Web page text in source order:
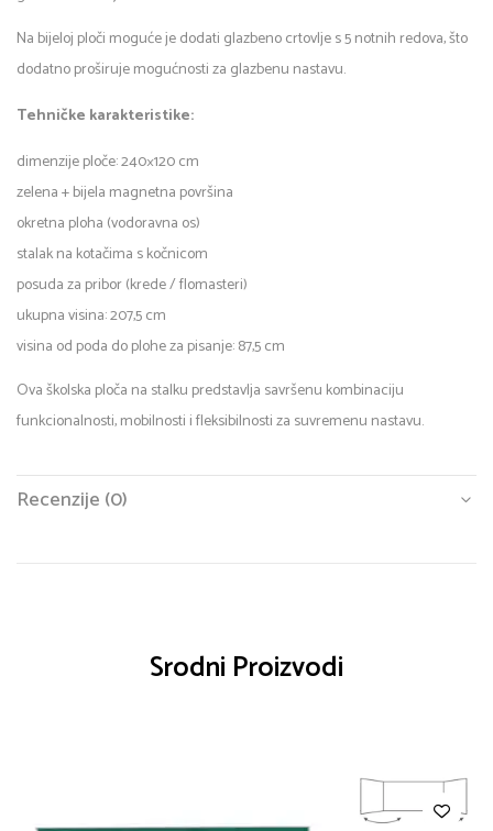
Na bijeloj ploči moguće je dodati glazbeno crtovlje s 5 notnih redova, što
dodatno proširuje mogućnosti za glazbenu nastavu.
Tehničke karakteristike:
dimenzije ploče: 240×120 cm
zelena + bijela magnetna površina
okretna ploha (vodoravna os)
stalak na kotačima s kočnicom
posuda za pribor (krede / flomasteri)
ukupna visina: 207,5 cm
visina od poda do plohe za pisanje: 87,5 cm
Ova školska ploča na stalku predstavlja savršenu kombinaciju
funkcionalnosti, mobilnosti i fleksibilnosti za suvremenu nastavu.
Recenzije (0)
Srodni Proizvodi